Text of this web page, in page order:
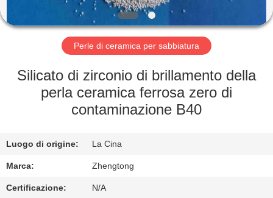
CIRCA
NOI
GIRO
DELLA
FABBRICA
CONTROLLO
DI
QUALITÀ
Perle di ceramica per sabbiatura
Silicato di zirconio di brillamento della
perla ceramica ferrosa zero di
contaminazione B40
Luogo di origine: La Cina
Marca: Zhengtong
Certificazione: N/A